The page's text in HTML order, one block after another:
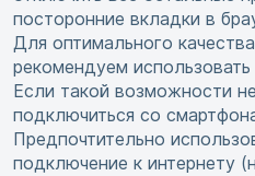
посторонние вкладки в
Для оптимального
рекомендуем
Если такой возможности
подключиться со
Предпочтительно
подключение к интернету